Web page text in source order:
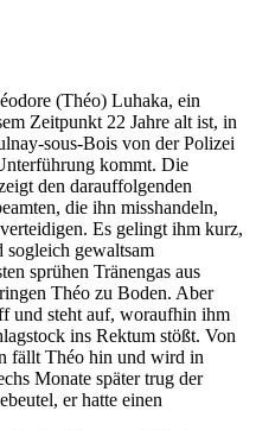
(Théo) Luhaka, ein
Zeitpunkt 22 Jahre alt ist, in
sous-Bois von der Polizei
kommt. Die
den darauffolgenden
die ihn misshandeln,
Es gelingt ihm kurz,
sogleich gewaltsam
sprühen Tränengas aus
Théo zu Boden. Aber
und steht auf, woraufhin ihm
ins Rektum stößt. Von
fällt Théo hin und wird in
Monate später trug der
er hatte einen